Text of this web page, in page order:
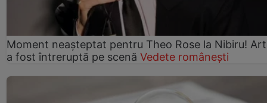
Moment neașteptat pentru Theo Rose la Nibiru!
a fost întreruptă pe scenă Vedete românești